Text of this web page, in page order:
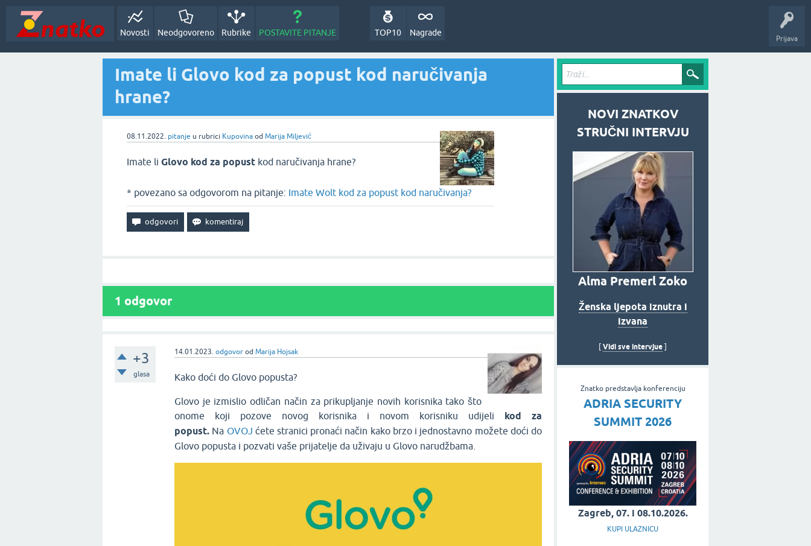
Prijava
Novosti Neodgovoreno Rubrike POSTAVITE PITANJE Nagrade
TOP10
Imate li Glovo kod za popust kod naručivanja
hrane?
08.11.2022. pitanje u rubrici Kupovina od Marija Miljević
Imate li Glovo kod za popust kod naručivanja hrane?
* povezano sa odgovorom na pitanje: Imate Wolt kod za popust kod naručivanja?
1 odgovor
+3
glasa
14.01.2023. odgovor odMarija Hojsak
Kako doći do Glovo popusta?
Glovo je izmislio odličan način za prikupljanje novih korisnika tako što
onome koji pozove novog korisnika i novom korisniku udijeli kod za
popust. Na OVOJ ćete stranici pronaći način kako brzo i jednostavno možete doći do
Glovo popusta i pozvati vaše prijatelje da uživaju u Glovo narudžbama.
NOVI ZNATKOV
STRUČNI INTERVJU
Alma Premerl Zoko
Ženska ljepota iznutra i
izvana
Vidi sve intervjue
Znatko predstavlja konferenciju
ADRIA SECURITY
SUMMIT 2026
Zagreb, 07. i 08.10.2026.
KUPI ULAZNICU